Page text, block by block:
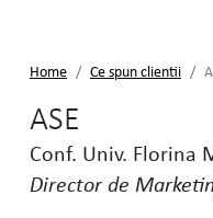
Home Ce spun clientii
ASE
Conf. Univ. Florina
Director de